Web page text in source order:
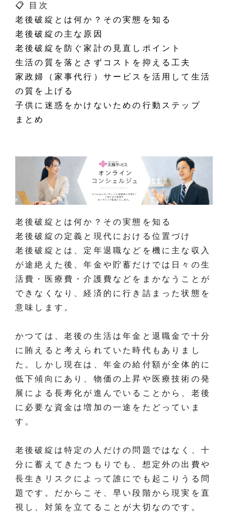
📋 目次
老後破綻とは何か？その実態を知る
老後破綻の主な原因
老後破綻を防ぐ家計の見直しポイント
生活の質を落とさずコストを抑える工夫
家政婦（家事代行）サービスを活用して生活
の質を上げる
子供に迷惑をかけないための行動ステップ
まとめ
老後破綻とは何か？その実態を知る
老後破綻の定義と現代における位置づけ
老後破綻とは、定年退職などを機に主な収入
が途絶えた後、年金や貯蓄だけでは日々の生
活費・医療費・介護費などをまかなうことが
できなくなり、経済的に行き詰まった状態を
意味します。
かつては、老後の生活は年金と退職金で十分
に賄えると考えられていた時代もありまし
た。しかし現在は、年金の給付額が全体的に
低下傾向にあり、物価の上昇や医療技術の発
展による長寿化が進んでいることから、老後
に必要な資金は増加の一途をたどっていま
す。
老後破綻は特定の人だけの問題ではなく、十
分に蓄えてきたつもりでも、想定外の出費や
長生きリスクによって誰にでも起こりうる問
題です。だからこそ、早い段階から現実を直
視し、対策を立てることが大切なのです。